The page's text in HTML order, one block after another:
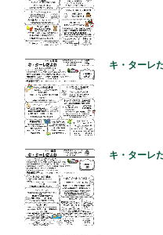
キ・ターレ
キ・ターレ